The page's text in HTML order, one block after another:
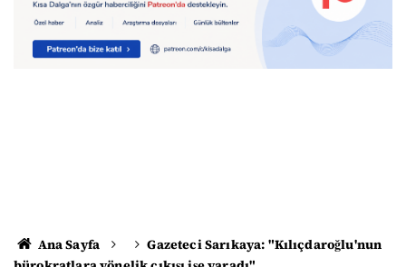
Ana Sayfa
Gazeteci Sarıkaya: "Kılıçdaroğlu'nun